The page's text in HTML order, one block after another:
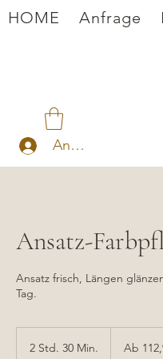
HOME Anfrage
Anmelden
Ansatz-
Ansatz frisch, Längen
Tag.
2 Std. 30 Min.
EuroAb